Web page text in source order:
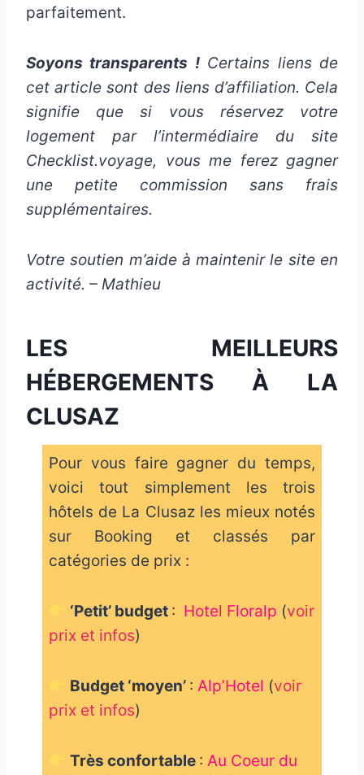
parfaitement.
Soyons transparents !Certains liens de
cet article sont des liens d’affiliation. Cela
signifie que si vous réservez votre
logement par l’intermédiaire du site
Checklist.voyage, vous me ferez gagner
une petite commission sans frais
supplémentaires.
Votre soutien m’aide à maintenir le site en
activité. – Mathieu
LES MEILLEURS
HÉBERGEMENTS À LA
CLUSAZ
Pour vous faire gagner du temps,
voici tout simplement les trois
hôtels de La Clusaz les mieux notés
sur Booking et classés par
catégories de prix :
‘Petit’ budget : Hotel Floralp (voir
prix et infos)
Budget ‘moyen’ : Alp’Hotel (voir
prix et infos)
Très confortable : Au Coeur du